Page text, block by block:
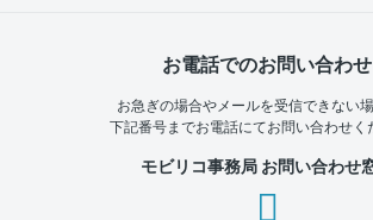
お電話でのお問い合わせ
お急ぎの場合やメールを受信できない場
下記番号までお電話にてお問い合わせく
モビリコ事務局 お問い合わせ